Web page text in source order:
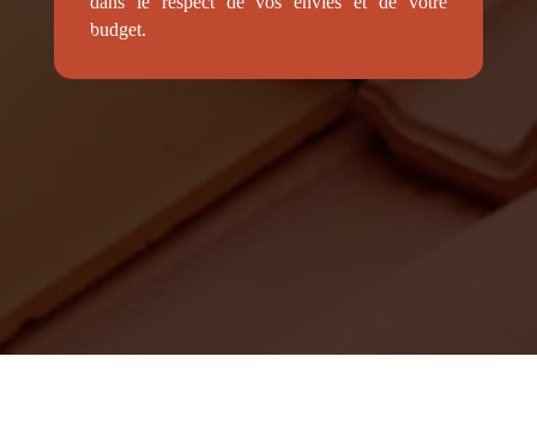
budget.